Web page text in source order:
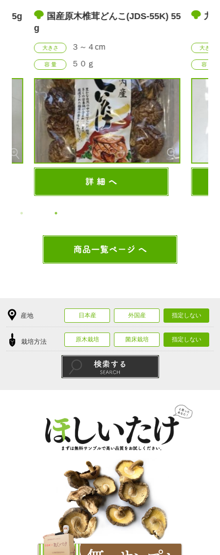
55 九州産原木椎茸山なりどんこ 75g
大きさ ３～４cm
容 量 ５０ｇ
国
大きさ
容 量
産地 日本産 外国産 指定しない
栽培方法 原木栽培 菌床栽培 指定しない